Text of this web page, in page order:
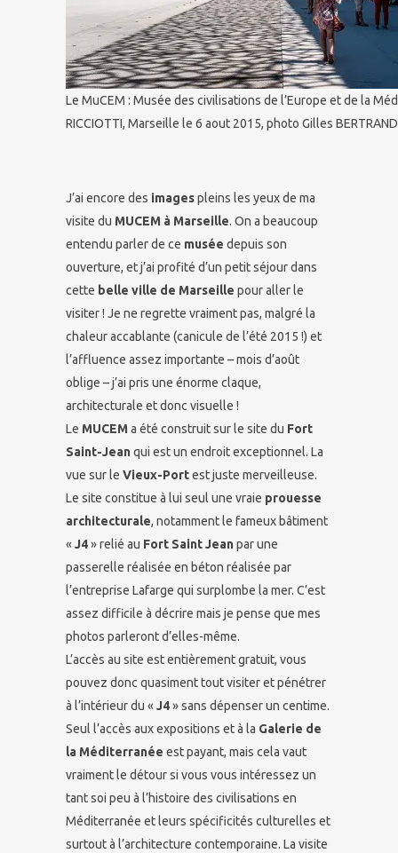
Le MuCEM : Musée des civilisations de l’Europe et de la
RICCIOTTI, Marseille le 6 aout 2015, photo Gilles BERTRAND
J’ai encore des imagespleins les yeux de ma
visite du MUCEM à Marseille. On a beaucoup
entendu parler de ce musée depuis son
ouverture, et j’ai profité d’un petit séjour dans
cette belle ville de Marseille pour aller le
visiter ! Je ne regrette vraiment pas, malgré la
chaleur accablante (canicule de l’été 2015 !) et
l’affluence assez importante – mois d’août
oblige – j’ai pris une énorme claque,
architecturale et donc visuelle !
Le MUCEM a été construit sur le site du Fort
Saint-Jean qui est un endroit exceptionnel. La
vue sur le Vieux-Portest juste merveilleuse.
Le site constitue à lui seul une vraie prouesse
architecturale, notamment le fameux bâtiment
«J4» relié au Fort Saint Jean par une
passerelle réalisée en béton réalisée par
l’entreprise Lafarge qui surplombe la mer. C’est
assez difficile à décrire mais je pense que mes
photos parleront d’elles-même.
L’accès au site est entièrement gratuit, vous
pouvez donc quasiment tout visiter et pénétrer
à l’intérieur du «J4» sans dépenser un centime.
Seul l’accès aux expositions et à la Galerie de
la Méditerranée est payant, mais cela vaut
vraiment le détour si vous vous intéressez un
tant soi peu à l’histoire des civilisations en
Méditerranée et leurs spécificités culturelles et
surtout à l’architecture contemporaine. La visite